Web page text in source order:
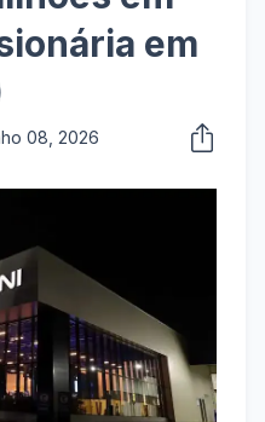
em
08, 2026